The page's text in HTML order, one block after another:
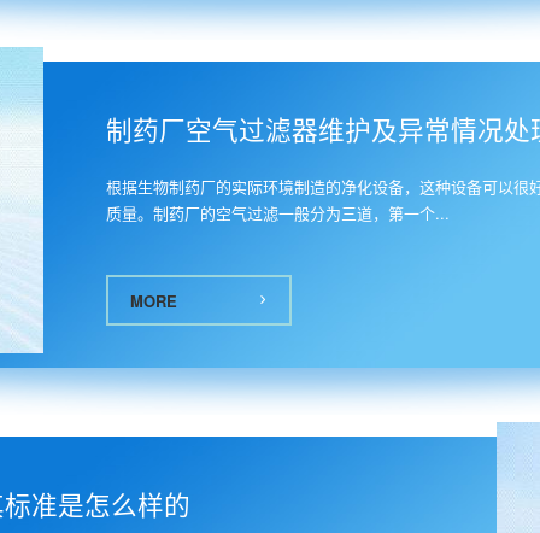
制药厂空气过滤器维护及异常情况处
根据生物制药厂的实际环境制造的净化设备，这种设备可以很
质量。制药厂的空气过滤一般分为三道，第一个...
MORE
准是怎么样的